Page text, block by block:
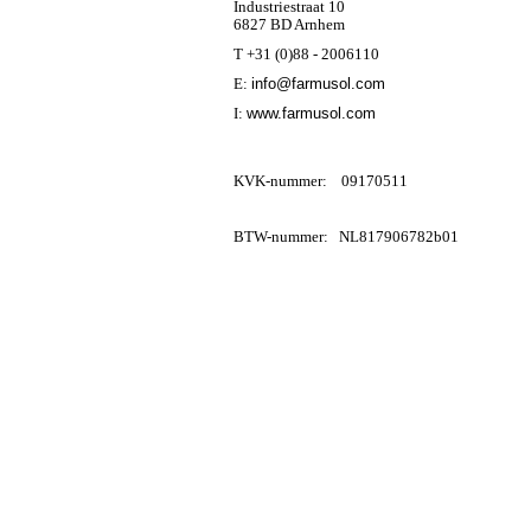
Industriestraat 10
6827 BD Arnhem
T +31 (0)88 - 2006110
E: info@farmusol.com
I: www.farmusol.com
KVK-nummer: 09170511
BTW-nummer: NL817906782b01